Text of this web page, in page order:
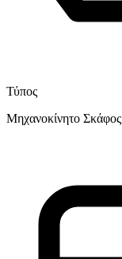
Τύπος
Μηχανοκίνητο Σκάφος